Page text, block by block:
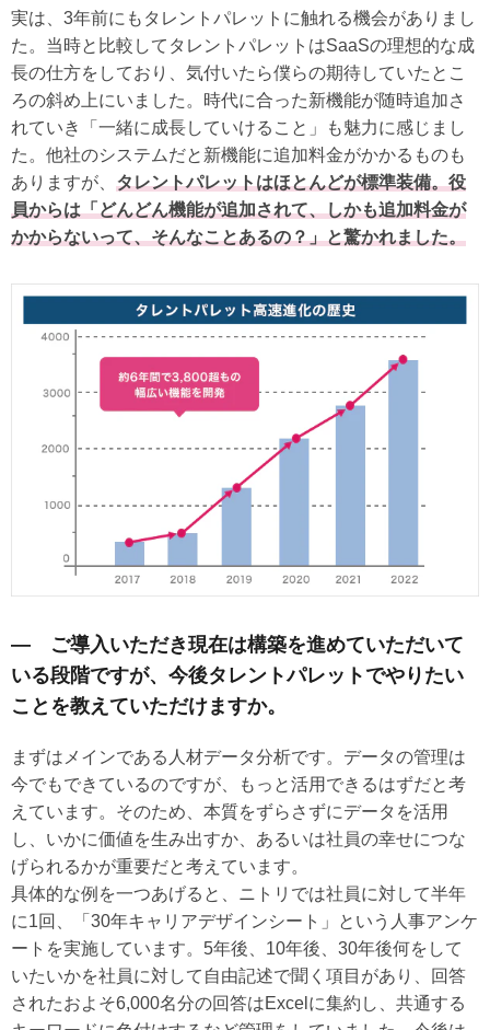
実は、3年前にもタレントパレットに触れる機会がありまし
た。当時と比較してタレントパレットはSaaSの理想的な成
長の仕方をしており、気付いたら僕らの期待していたとこ
ろの斜め上にいました。時代に合った新機能が随時追加さ
れていき「一緒に成長していけること」も魅力に感じまし
た。他社のシステムだと新機能に追加料金がかかるものも
ありますが、 タレントパレットはほとんどが標準装備。役
員からは「どんどん機能が追加されて、しかも追加料金が
かからないって、そんなことあるの？」と驚かれました。
― ご導入いただき現在は構築を進めていただいて
いる段階ですが、今後タレントパレットでやりたい
ことを教えていただけますか。
まずはメインである人材データ分析です。データの管理は
今でもできているのですが、もっと活用できるはずだと考
えています。そのため、本質をずらさずにデータを活用
し、いかに価値を生み出すか、あるいは社員の幸せにつな
げられるかが重要だと考えています。
具体的な例を一つあげると、ニトリでは社員に対して半年
に1回、「30年キャリアデザインシート」という人事アンケ
ートを実施しています。5年後、10年後、30年後何をして
いたいかを社員に対して自由記述で聞く項目があり、回答
されたおよそ6,000名分の回答はExcelに集約し、共通する